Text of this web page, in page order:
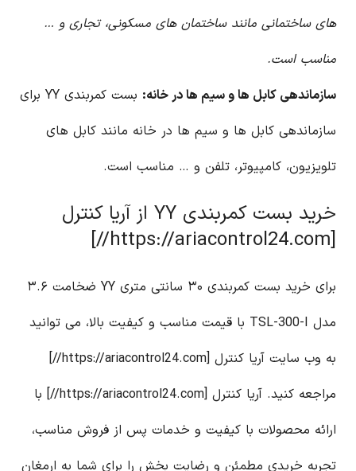
های ساختمانی مانند ساختمان های مسکونی، تجاری و …
مناسب است.
سازماندهی کابل ها و سیم ها در خانه:
بست کمربندی YY برای
سازماندهی کابل ها و سیم ها در خانه مانند کابل های
تلویزیون، کامپیوتر، تلفن و … مناسب است.
خرید بست کمربندی YY از آریا کنترل
[https://ariacontrol24.com//]
برای خرید بست کمربندی ۳۰ سانتی متری YY ضخامت ۳.۶
مدل TSL-300-I با قیمت مناسب و کیفیت بالا، می توانید
به وب سایت آریا کنترل [https://ariacontrol24.com//]
مراجعه کنید. آریا کنترل [https://ariacontrol24.com//] با
ارائه محصولات با کیفیت و خدمات پس از فروش مناسب،
تجربه خریدی مطمئن و رضایت بخش را برای شما به ارمغان